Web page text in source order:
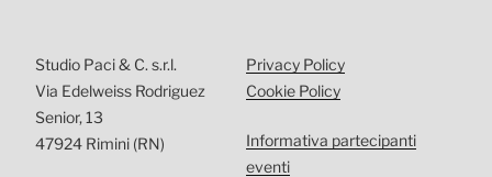
Studio Paci & C. s.r.l.
Via Edelweiss Rodriguez
Senior, 13
47924 Rimini (RN)
Privacy Policy
Cookie Policy
Informativa partecipanti
eventi